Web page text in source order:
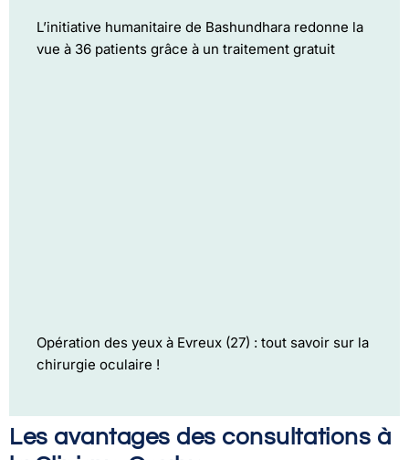
L’initiative humanitaire de Bashundhara redonne la
vue à 36 patients grâce à un traitement gratuit
Opération des yeux à Evreux (27) : tout savoir sur la
chirurgie oculaire !
Les avantages des consultations à